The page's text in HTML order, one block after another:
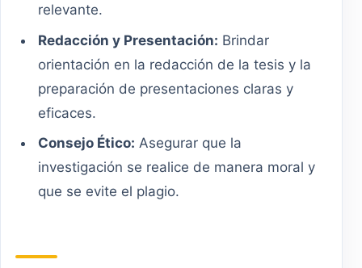
relevante.
Redacción y Presentación: Brindar
orientación en la redacción de la tesis y la
preparación de presentaciones claras y
eficaces.
Consejo Ético: Asegurar que la
investigación se realice de manera moral y
que se evite el plagio.